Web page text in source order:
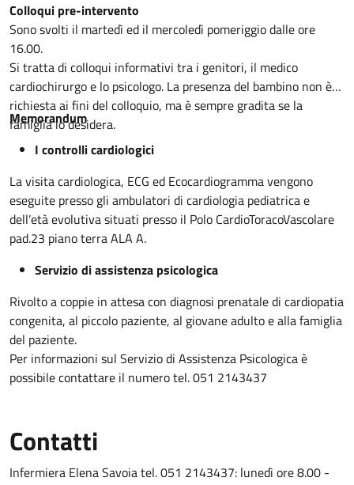
Colloqui pre-intervento
Sono svolti il martedì ed il mercoledì pomeriggio dalle ore
16.00.
Si tratta di colloqui informativi tra i genitori, il medico
cardiochirurgo e lo psicologo. La presenza del bambino non è
richiesta ai fini del colloquio, ma è sempre gradita se la
famiglia lo desidera.
Memorandum
I controlli cardiologici
La visita cardiologica, ECG ed Ecocardiogramma vengono
eseguite presso gli ambulatori di cardiologia pediatrica e
dell’età evolutiva situati presso il Polo CardioToracoVascolare
pad.23 piano terra ALA A.
Servizio di assistenza psicologica
Rivolto a coppie in attesa con diagnosi prenatale di cardiopatia
congenita, al piccolo paziente, al giovane adulto e alla famiglia
del paziente.
Per informazioni sul Servizio di Assistenza Psicologica è
possibile contattare il numero tel. 051 2143437
Contatti
Infermiera Elena Savoia tel. 051 2143437: lunedì ore 8.00 -